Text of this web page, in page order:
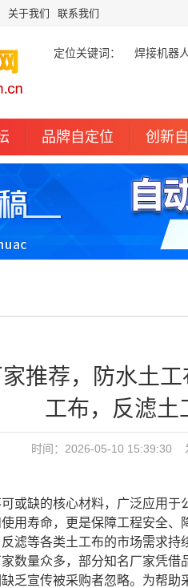
关于我们 联系我们
定位关键词： 焊接机器人
品牌自定位 创新
推荐，防水土
工布，反滤土
时间：2026-05-10 15:39:30
或缺的核心材料，广泛应用
用寿命，更是保障工程安全
滤等各类土工布的市场需求
数量众多，部分知名厂家凭
乏宣传被采购者忽略。为帮